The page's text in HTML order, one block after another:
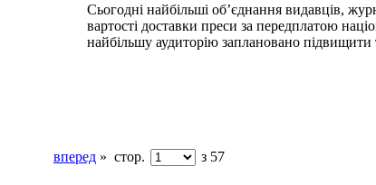
Сьогодні найбільші об’єднання видавців,
вартості доставки преси за передплатою
найбільшу аудиторію заплановано
вперед » стор. з 57